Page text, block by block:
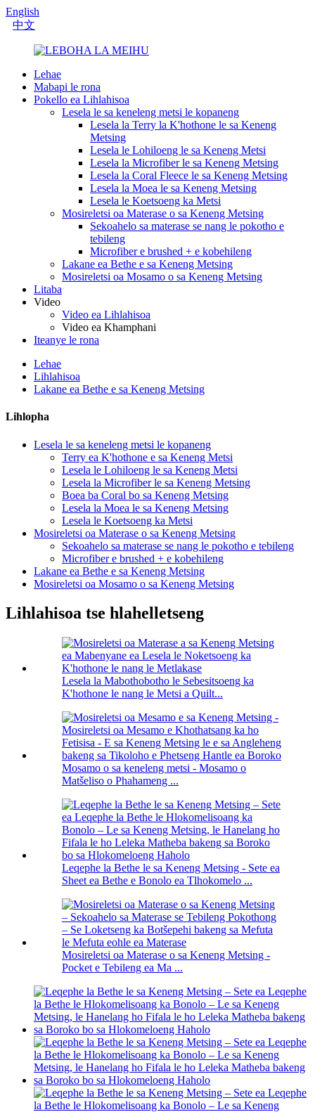
English
中文
Lehae
Mabapi le rona
Pokello ea Lihlahisoa
Lesela le sa keneleng metsi le kopaneng
Lesela la Terry la K'hothone le sa Keneng
Metsing
Lesela le Lohiloeng le sa Keneng Metsi
Lesela la Microfiber le sa Keneng Metsing
Lesela la Coral Fleece le sa Keneng Metsing
Lesela la Moea le sa Keneng Metsing
Lesela le Koetsoeng ka Metsi
Mosireletsi oa Materase o sa Keneng Metsing
Sekoahelo sa materase se nang le pokotho e
tebileng
Microfiber e brushed + e kobehileng
Lakane ea Bethe e sa Keneng Metsing
Mosireletsi oa Mosamo o sa Keneng Metsing
Litaba
Video
Video ea Lihlahisoa
Video ea Khamphani
Iteanye le rona
Lehae
Lihlahisoa
Lakane ea Bethe e sa Keneng Metsing
Lihlopha
Lesela le sa keneleng metsi le kopaneng
Terry ea K'hothone e sa Keneng Metsi
Lesela le Lohiloeng le sa Keneng Metsi
Lesela la Microfiber le sa Keneng Metsing
Boea ba Coral bo sa Keneng Metsing
Lesela la Moea le sa Keneng Metsing
Lesela le Koetsoeng ka Metsi
Mosireletsi oa Materase o sa Keneng Metsing
Sekoahelo sa materase se nang le pokotho e tebileng
Microfiber e brushed + e kobehileng
Lakane ea Bethe e sa Keneng Metsing
Mosireletsi oa Mosamo o sa Keneng Metsing
Lihlahisoa tse hlahelletseng
Lesela la Mabothobotho le Sebesitsoeng ka
K'hothone le nang le Metsi a Quilt...
Mosamo o sa keneleng metsi - Mosamo o
Matšeliso o Phahameng ...
Leqephe la Bethe le sa Keneng Metsing - Sete ea
Sheet ea Bethe e Bonolo ea Tlhokomelo ...
Mosireletsi oa Materase o sa Keneng Metsing -
Pocket e Tebileng ea Ma ...